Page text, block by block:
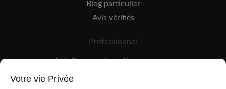
Blog particulier
Avis vérifiés
Professionnel
EldoPro pour les artisans et pros
EldoNetwork pour les réseaux, marques et industriels
Votre vie Privée